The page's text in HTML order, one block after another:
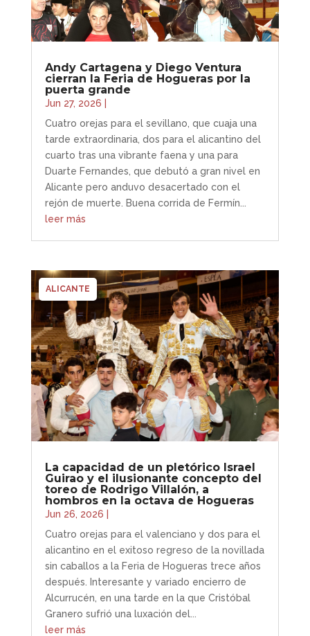
Andy Cartagena y Diego Ventura
cierran la Feria de Hogueras por la
puerta grande
Jun 27, 2026
Cuatro orejas para el sevillano, que cuaja una
tarde extraordinaria, dos para el alicantino del
cuarto tras una vibrante faena y una para
Duarte Fernandes, que debutó a gran nivel en
Alicante pero anduvo desacertado con el
rejón de muerte. Buena corrida de Fermín...
leer más
La capacidad de un pletórico Israel
Guirao y el ilusionante concepto del
toreo de Rodrigo Villalón, a
hombros en la octava de Hogueras
Jun 26, 2026
ALICANTE
Cuatro orejas para el valenciano y dos para el
alicantino en el exitoso regreso de la novillada
sin caballos a la Feria de Hogueras trece años
después. Interesante y variado encierro de
Alcurrucén, en una tarde en la que Cristóbal
Granero sufrió una luxación del...
leer más